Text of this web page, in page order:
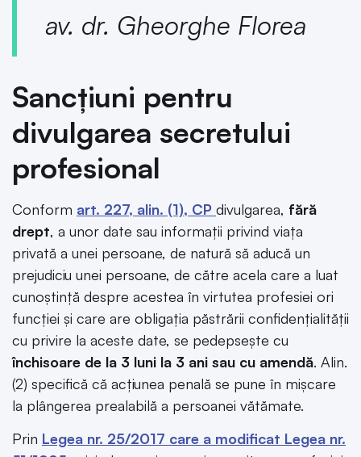
av. dr. Gheorghe Florea
Sancțiuni pentru
divulgarea secretului
profesional
Conform art. 227, alin. (1), CP divulgarea, fără
drept, a unor date sau informații privind viața
privată a unei persoane, de natură să aducă un
prejudiciu unei persoane, de către acela care a luat
cunoștință despre acestea în virtutea profesiei ori
funcției și care are obligația păstrării confidențialității
cu privire la aceste date, se pedepsește cu
închisoare de la 3 luni la 3 ani sau cu amendă. Alin.
(2) specifică că acțiunea penală se pune în mișcare
la plângerea prealabilă a persoanei vătămate.
Prin Legea nr. 25/2017 care a modificat Legea nr.